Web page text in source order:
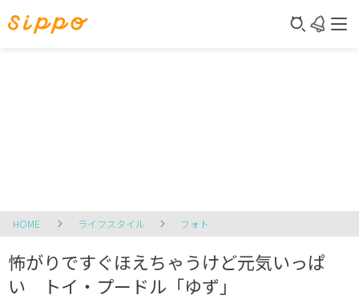
HOME ライフスタイル フォト
怖がりですぐほえちゃうけど元気いっぱ
い トイ・プードル「ゆず」